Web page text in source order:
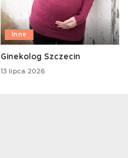
Inne
Ginekolog Szczecin
13 lipca 2026